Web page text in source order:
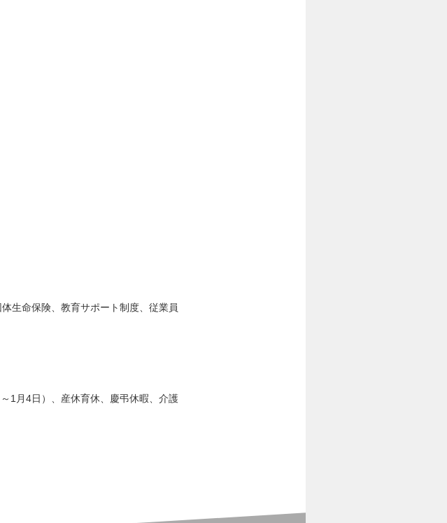
生命保険、教育サポート制度、従業員
1月4日）、産休育休、慶弔休暇、介護